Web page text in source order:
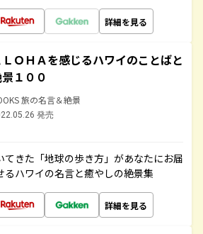
詳細を見る
ＬＯＨＡを感じるハワイのことばと
１００
旅の名言＆絶景
発売
てきた「地球の歩き方」があなたにお届
るハワイの名言と癒やしの絶景集
詳細を見る